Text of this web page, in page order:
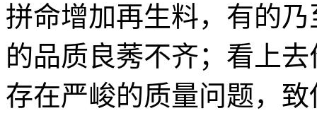
拼命增加再生料，有的
的品质良莠不齐；看上
存在严峻的质量问题，